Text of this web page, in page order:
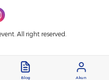
Blog Akun
All right reserved.